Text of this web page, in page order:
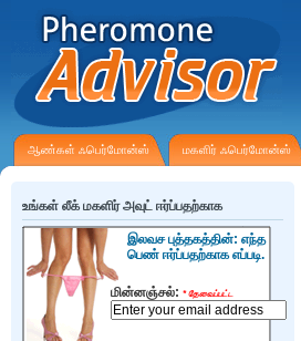
ஆண்கள் ஃபெர்மோன்ஸ் மகளிர் ஃபெர்மோன்ஸ்
உங்கள் லீக் மகளிர் அவுட் ஈர்ப்பதற்காக
இலவச புத்தகத்தின்: எந்த
பெண் ஈர்ப்பதற்காக எப்படி.
மின்னஞ்சல்: *தேவைப்பட்ட